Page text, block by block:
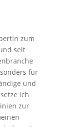
zum
seit
für
und
ich
zur